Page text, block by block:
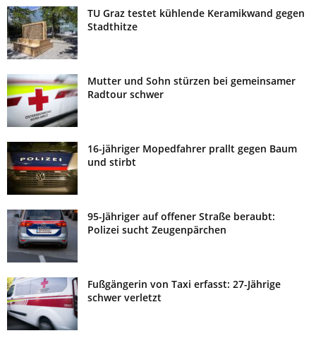
TU Graz testet kühlende Keramikwand gegen
Stadthitze
Mutter und Sohn stürzen bei gemeinsamer
Radtour schwer
16-jähriger Mopedfahrer prallt gegen Baum
und stirbt
95-Jähriger auf offener Straße beraubt:
Polizei sucht Zeugenpärchen
Fußgängerin von Taxi erfasst: 27-Jährige
schwer verletzt